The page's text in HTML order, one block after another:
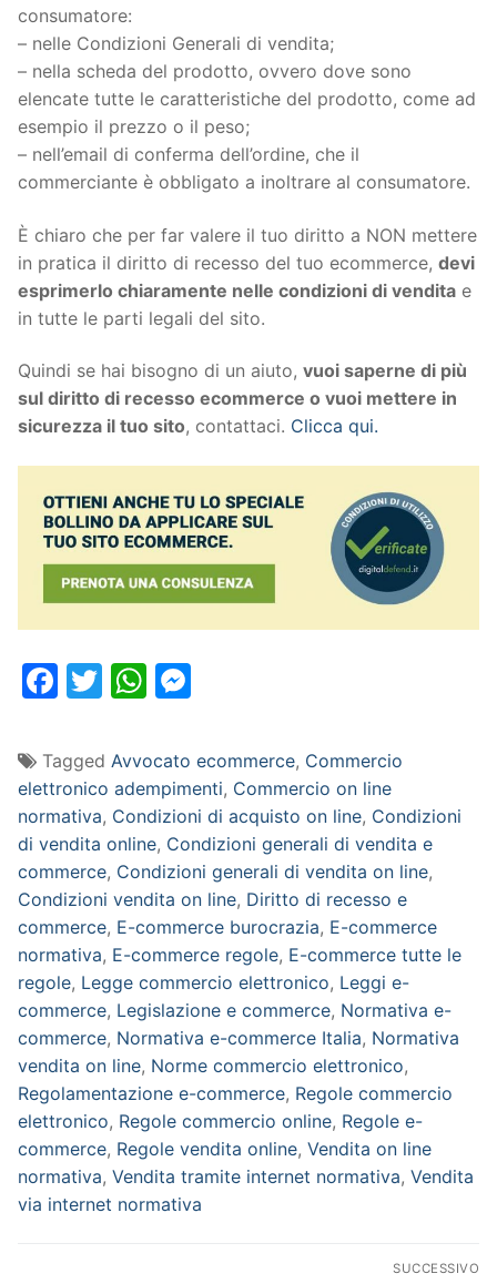
consumatore:
– nelle Condizioni Generali di vendita;
– nella scheda del prodotto, ovvero dove sono
elencate tutte le caratteristiche del prodotto, come ad
esempio il prezzo o il peso;
– nell’email di conferma dell’ordine, che il
commerciante è obbligato a inoltrare al consumatore.
È chiaro che per far valere il tuo diritto a NON mettere
in pratica il diritto di recesso del tuo ecommerce, devi
esprimerlo chiaramente nelle condizioni di vendita e
in tutte le parti legali del sito.
Quindi se hai bisogno di un aiuto, vuoi saperne di più
sul diritto di recesso ecommerce o vuoi mettere in
sicurezza il tuo sito, contattaci. Clicca qui.
Facebook
TwitterWhatsApp
Tagged Avvocato ecommerce, Commercio
elettronico adempimenti, Commercio on line
normativa, Condizioni di acquisto on line, Condizioni
di vendita online, Condizioni generali di vendita e
commerce, Condizioni generali di vendita on line,
Condizioni vendita on line, Diritto di recesso e
commerce, E-commerce burocrazia, E-commerce
normativa, E-commerce regole, E-commerce tutte le
regole, Legge commercio elettronico, Leggi e-
commerce, Legislazione e commerce, Normativa e-
commerce, Normativa e-commerce Italia, Normativa
vendita on line, Norme commercio elettronico,
Regolamentazione e-commerce, Regole commercio
elettronico, Regole commercio online, Regole e-
commerce, Regole vendita online, Vendita on line
normativa, Vendita tramite internet normativa, Vendita
via internet normativa
SUCCESSIVO